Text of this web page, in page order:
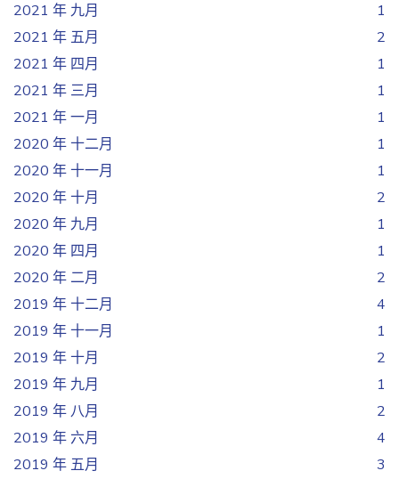
2021 年 九月
1
2021 年 五月
2
2021 年 四月
1
2021 年 三月
1
2021 年 一月
1
2020 年 十二月
1
2020 年 十一月
1
2020 年 十月
2
2020 年 九月
1
2020 年 四月
1
2020 年 二月
2
2019 年 十二月
4
2019 年 十一月
1
2019 年 十月
2
2019 年 九月
1
2019 年 八月
2
2019 年 六月
4
2019 年 五月
3